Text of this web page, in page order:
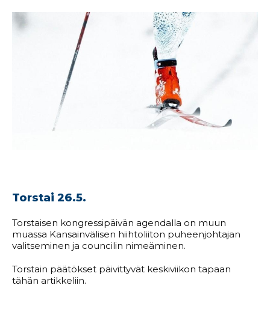
Torstai 26.5.
Torstaisen kongressipäivän agendalla on muun
muassa Kansainvälisen hiihtoliiton puheenjohtajan
valitseminen ja councilin nimeäminen.
Torstain päätökset päivittyvät keskiviikon tapaan
tähän artikkeliin.